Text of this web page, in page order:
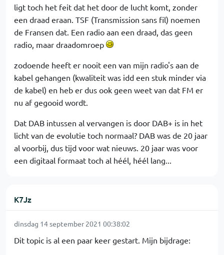
ligt toch het feit dat het door de lucht komt, zonder
een draad eraan. TSF (Transmission sans fil) noemen
de Fransen dat. Een radio aan een draad, das geen
radio, maar draadomroep
zodoende heeft er nooit een van mijn radio's aan de
kabel gehangen (kwaliteit was idd een stuk minder via
de kabel) en heb er dus ook geen weet van dat FM er
nu af gegooid wordt.
Dat DAB intussen al vervangen is door DAB+ is in het
licht van de evolutie toch normaal? DAB was de 20 jaar
al voorbij, dus tijd voor wat nieuws. 20 jaar was voor
een digitaal formaat toch al héél, héél lang...
K7Jz
dinsdag 14 september 2021 00:38:02
Dit topic is al een paar keer gestart. Mijn bijdrage: